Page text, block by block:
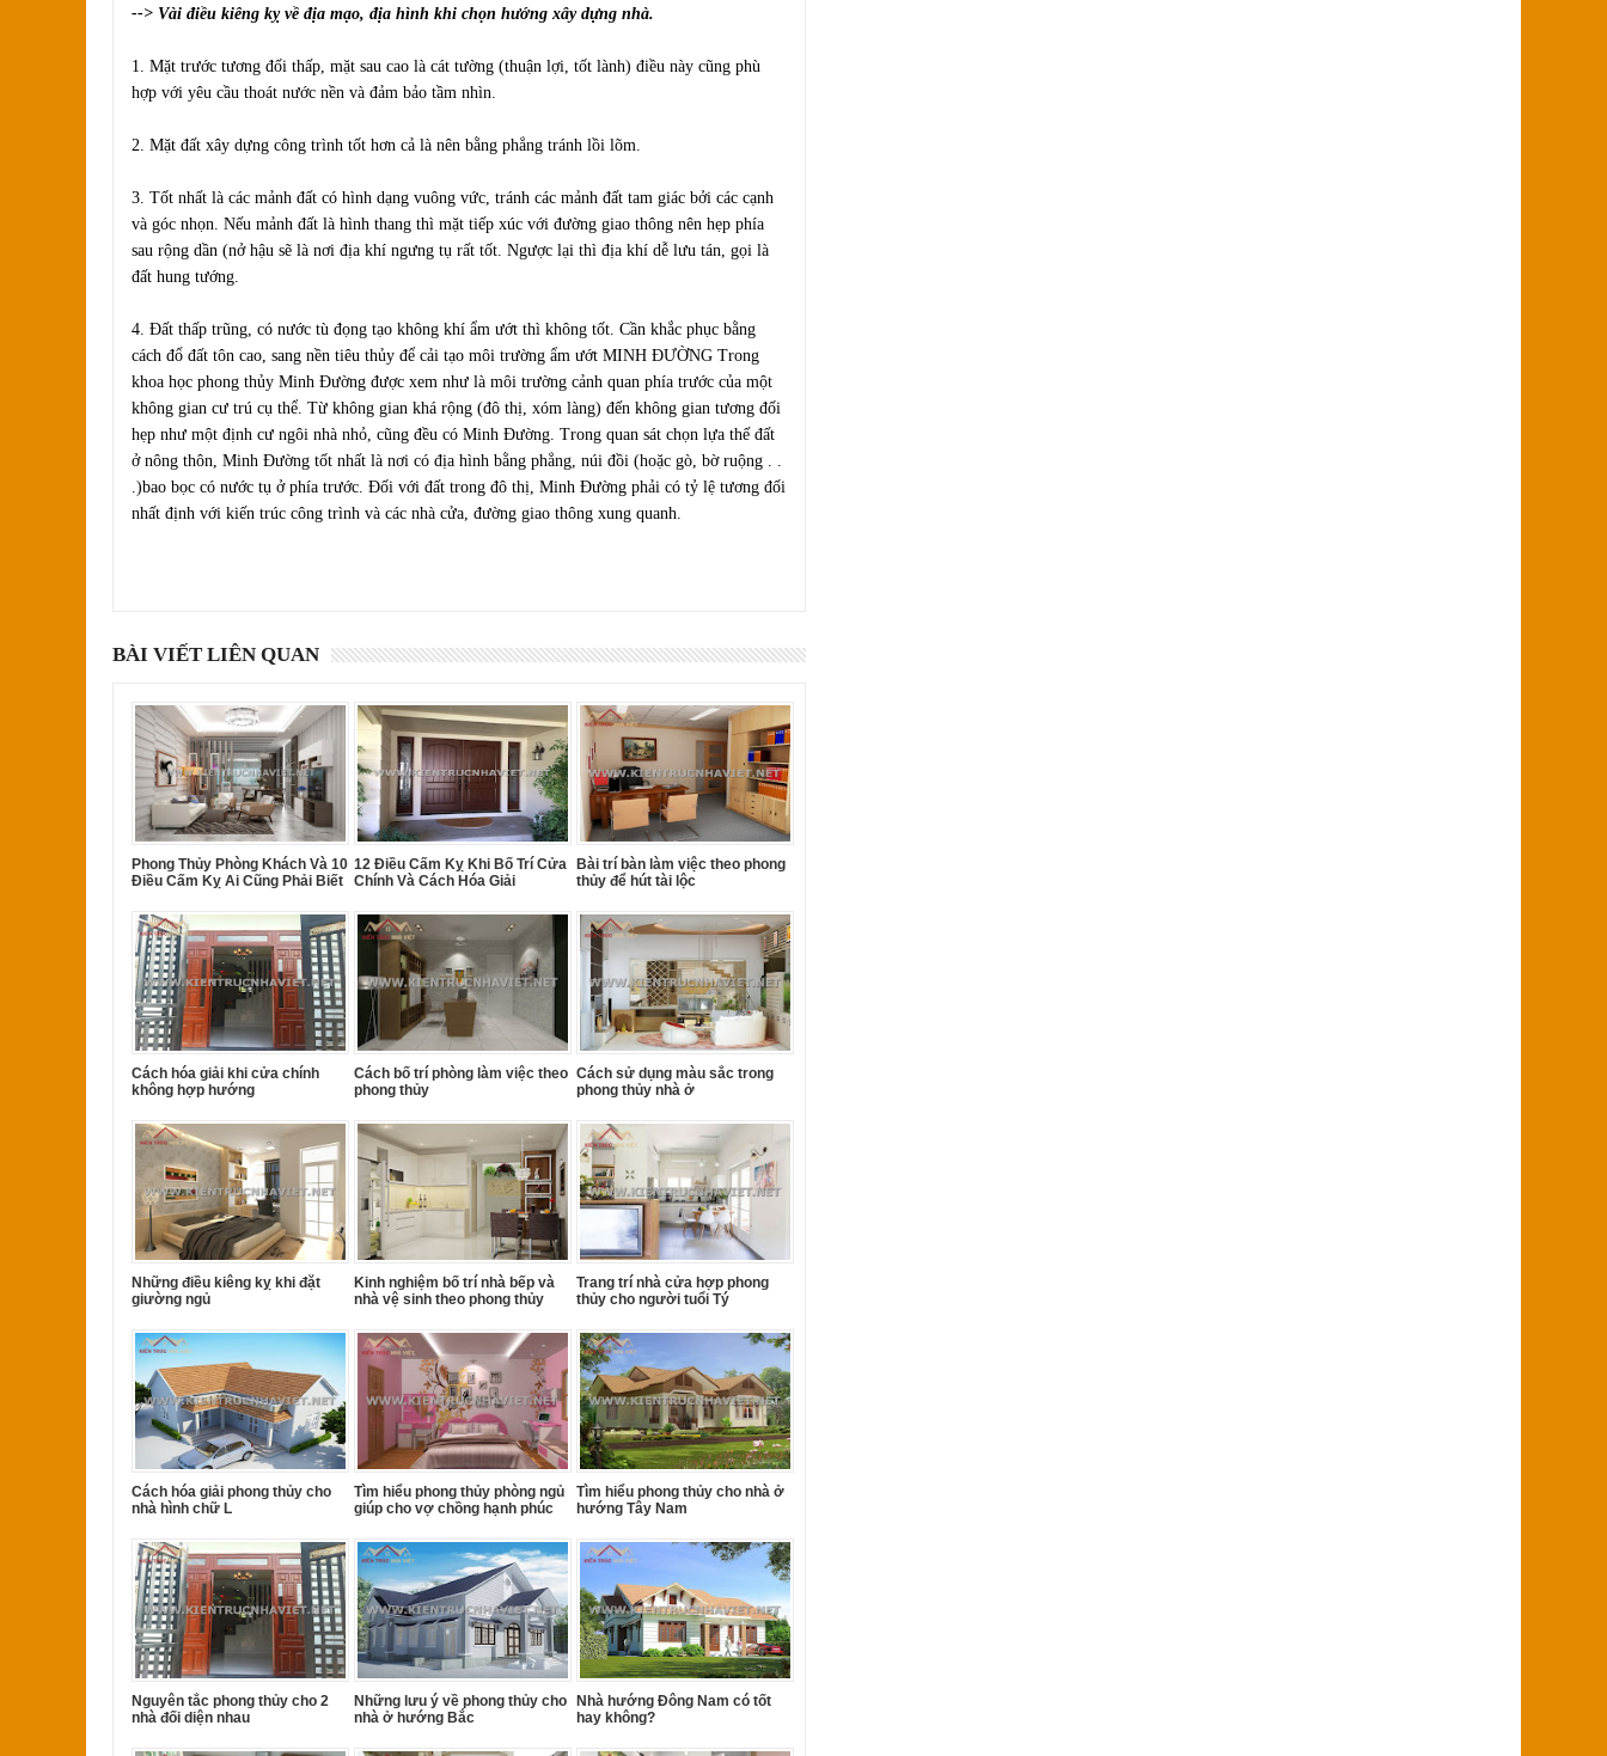
--> Vài điều kiêng kỵ về địa mạo, địa hình khi chọn hướng xây dựng nhà.
1. Mặt trước tương đối thấp, mặt sau cao là cát tường (thuận lợi, tốt lành) điều này cũng phù
hợp với yêu cầu thoát nước nền và đảm bảo tầm nhìn.
2. Mặt đất xây dựng công trình tốt hơn cả là nên bằng phẳng tránh lồi lõm.
3. Tốt nhất là các mảnh đất có hình dạng vuông vức, tránh các mảnh đất tam giác bởi các cạnh
và góc nhọn. Nếu mảnh đất là hình thang thì mặt tiếp xúc với đường giao thông nên hẹp phía
sau rộng dần (nở hậu sẽ là nơi địa khí ngưng tụ rất tốt. Ngược lại thì địa khí dễ lưu tán, gọi là
đất hung tướng.
4. Ðất thấp trũng, có nước tù đọng tạo không khí ẩm ướt thì không tốt. Cần khắc phục bằng
cách đổ đất tôn cao, sang nền tiêu thủy để cải tạo môi trường ẩm ướt MINH ÐƯỜNG Trong
khoa học phong thủy Minh Ðường được xem như là môi trường cảnh quan phía trước của một
không gian cư trú cụ thể. Từ không gian khá rộng (đô thị, xóm làng) đến không gian tương đối
hẹp như một định cư ngôi nhà nhỏ, cũng đều có Minh Ðường. Trong quan sát chọn lựa thế đất
ở nông thôn, Minh Ðường tốt nhất là nơi có địa hình bằng phẳng, núi đồi (hoặc gò, bờ ruộng . .
.)bao bọc có nước tụ ở phía trước. Ðối với đất trong đô thị, Minh Ðường phải có tỷ lệ tương đối
nhất định với kiến trúc công trình và các nhà cửa, đường giao thông xung quanh.
BÀI VIẾT LIÊN QUAN
Phong Thủy Phòng Khách Và 10
Điều Cấm Kỵ Ai Cũng Phải Biết
12 Điều Cấm Kỵ Khi Bố Trí Cửa
Chính Và Cách Hóa Giải
Bài trí bàn làm việc theo phong
thủy để hút tài lộc
Cách hóa giải khi cửa chính
không hợp hướng
Cách bố trí phòng làm việc theo
phong thủy
Cách sử dụng màu sắc trong
phong thủy nhà ở
Những điều kiêng kỵ khi đặt
giường ngủ
Kinh nghiệm bố trí nhà bếp và
nhà vệ sinh theo phong thủy
Trang trí nhà cửa hợp phong
thủy cho người tuổi Tý
Cách hóa giải phong thủy cho
nhà hình chữ L
Tìm hiểu phong thủy phòng ngủ
giúp cho vợ chồng hạnh phúc
Tìm hiểu phong thủy cho nhà ở
hướng Tây Nam
Nguyên tắc phong thủy cho 2
nhà đối diện nhau
Những lưu ý về phong thủy cho
nhà ở hướng Bắc
Nhà hướng Đông Nam có tốt
hay không?